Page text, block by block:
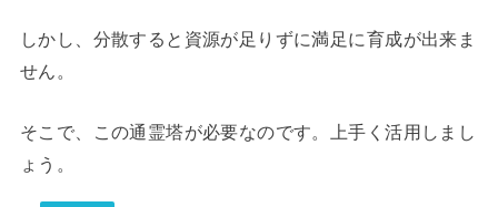
しかし、分散すると資源が足りずに満足に育成が出来ま
せん。
そこで、この通霊塔が必要なのです。上手く活用しまし
ょう。